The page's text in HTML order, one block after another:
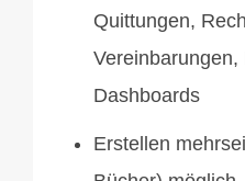
Quittungen,
Vereinbarungen,
Dashboards
Erstellen